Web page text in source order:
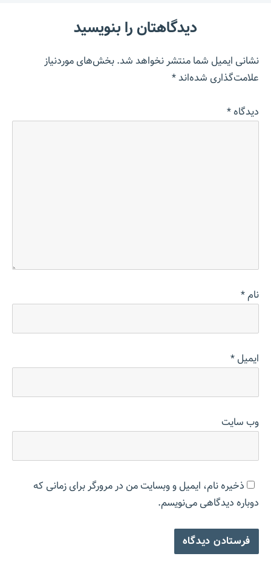
دیدگاهتان را بنویسید
نشانی ایمیل شما منتشر نخواهد شد.بخش‌های موردنیاز
علامت‌گذاری شده‌اند*
دیدگاه*
نام*
ایمیل*
وب‌ سایت
ذخیره نام، ایمیل و وبسایت من در مرورگر برای زمانی که
دوباره دیدگاهی می‌نویسم.